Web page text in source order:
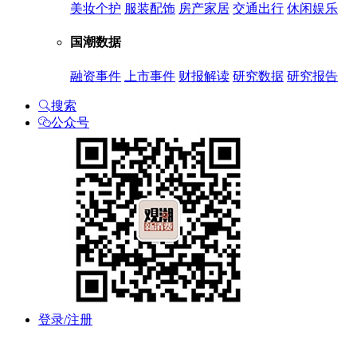
美妆个护 服装配饰 房产家居 交通出行 休闲娱乐
国潮数据
融资事件 上市事件 财报解读 研究数据 研究报告
搜索
公众号
登录/注册